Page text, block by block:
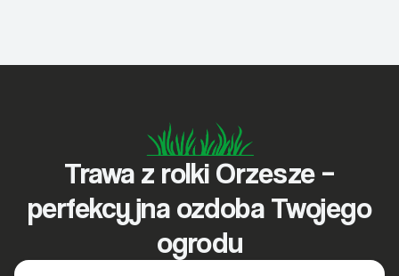
Trawa z rolki Orzesze –
perfekcyjna ozdoba Twojego
ogrodu